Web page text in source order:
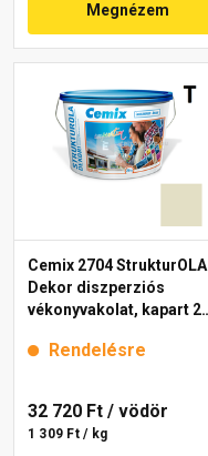
Megnézem
Cemix 2704 StrukturOLA
Dekor diszperziós
vékonyvakolat, kapart 2
Rendelésre
32 720 Ft / vödör
1 309 Ft / kg